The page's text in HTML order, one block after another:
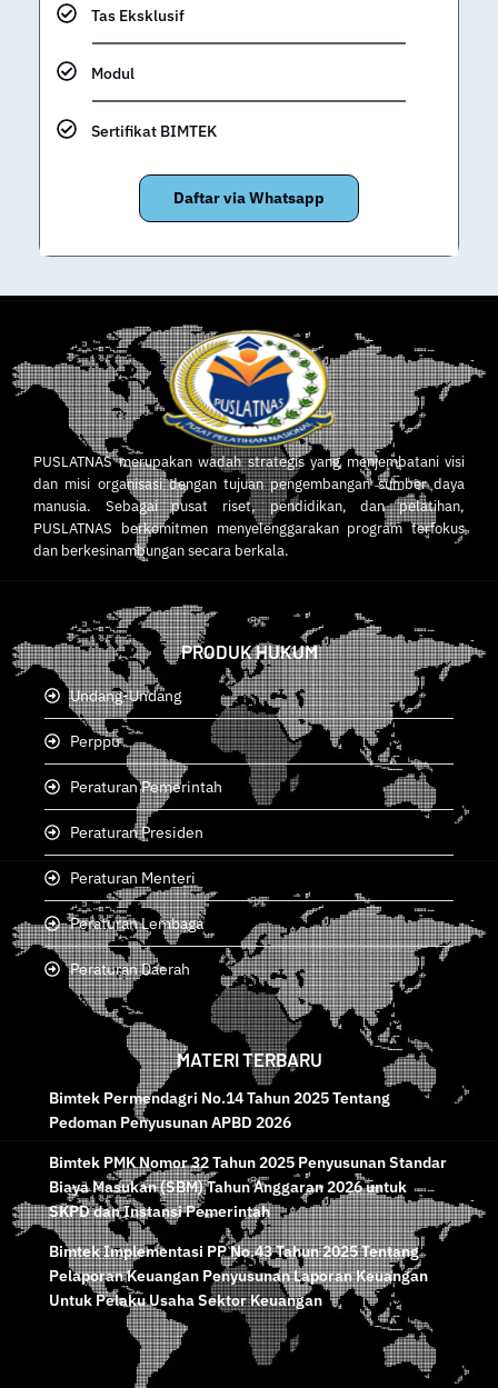
Tas Eksklusif
Modul
Sertifikat BIMTEK
Daftar via Whatsapp
PUSLATNAS merupakan wadah strategis yang menjembatani visi
dan misi organisasi dengan tujuan pengembangan sumber daya
manusia. Sebagai pusat riset, pendidikan, dan pelatihan,
PUSLATNAS berkomitmen menyelenggarakan program terfokus
dan berkesinambungan secara berkala.
PRODUK HUKUM
Undang-Undang
Perppu
Peraturan Pemerintah
Peraturan Presiden
Peraturan Menteri
Peraturan Lembaga
Peraturan Daerah
MATERI TERBARU
Bimtek Permendagri No.14 Tahun 2025 Tentang
Pedoman Penyusunan APBD 2026
Bimtek PMK Nomor 32 Tahun 2025 Penyusunan Standar
Biaya Masukan (SBM) Tahun Anggaran 2026 untuk
SKPD dan Instansi Pemerintah
Bimtek Implementasi PP No.43 Tahun 2025 Tentang
Pelaporan Keuangan Penyusunan Laporan Keuangan
Untuk Pelaku Usaha Sektor Keuangan